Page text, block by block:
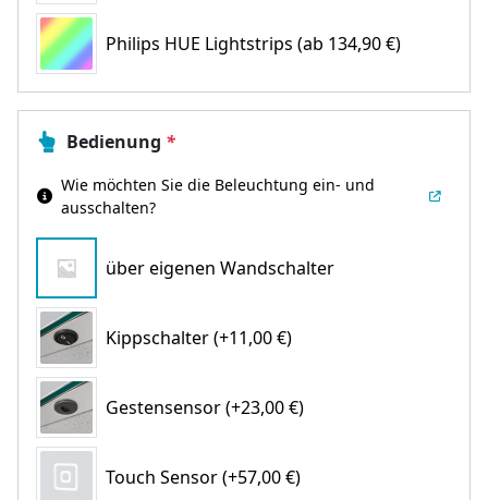
Philips HUE Lightstrips (ab 134,90 €)
Bedienung *
Wie möchten Sie die Beleuchtung ein- und
ausschalten?
über eigenen Wandschalter
Kippschalter (+11,00 €)
Gestensensor (+23,00 €)
Touch Sensor (+57,00 €)